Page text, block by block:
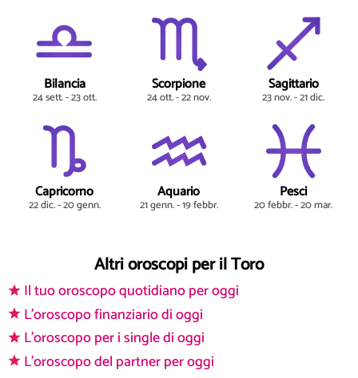
Bilancia
24 sett. - 23 ott.
Scorpione
24 ott. - 22 nov.
Sagittario
23 nov. - 21 dic.
Capricorno
22 dic. - 20 genn.
Aquario
21 genn. - 19 febbr.
Pesci
20 febbr. - 20 mar.
Altri oroscopi per il Toro
Il tuo oroscopo quotidiano per oggi
L'oroscopo finanziario di oggi
L'oroscopo per i single di oggi
L'oroscopo del partner per oggi